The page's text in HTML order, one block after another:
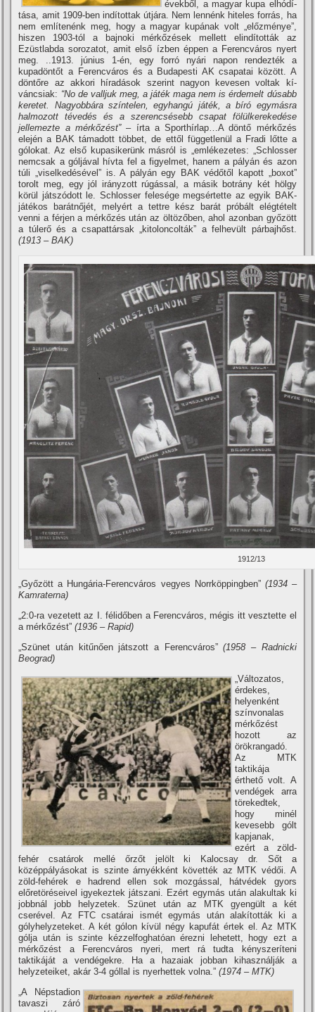
évekből, a magyar kupa elhódí­
tása, amit 1909-ben indí­tottak útjára. Nem lennénk hiteles forrás, ha
nem emlí­tenénk meg, hogy a magyar kupának volt „előzménye”,
hiszen 1903-tól a bajnoki mérkőzések mellett elindí­tották az
Ezüstlabda sorozatot, amit első í­zben éppen a Ferencváros nyert
meg. ..1913. június 1-én, egy forró nyári napon rendezték a
kupadöntőt a Ferencváros és a Budapesti AK csapatai között. A
döntőre az akkori hí­radások szerint nagyon kevesen voltak kí­
váncsiak: “No de valljuk meg, a játék maga nem is érdemelt dúsabb
keretet. Nagyobbára szí­ntelen, egyhangú játék, a bí­ró egymásra
halmozott tévedés és a szerencsésebb csapat fölülkerekedése
jellemezte a mérkőzést”– í­rta a Sporthí­rlap…A döntő mérkőzés
elején a BAK támadott többet, de ettől függetlenül a Fradi lőtte a
gólokat. Az első kupasikerünk másról is „emlékezetes: „Schlosser
nemcsak a góljával hí­vta fel a figyelmet, hanem a pályán és azon
túli „viselkedésével” is. A pályán egy BAK védőtől kapott „boxot”
torolt meg, egy jól irányzott rúgással, a másik botrány két hölgy
körül játszódott le. Schlosser felesége megsértette az egyik BAK-
játékos barátnőjét, melyért a tettre kész barát próbált elégtételt
venni a férjen a mérkőzés után az öltözőben, ahol azonban győzött
a túlerő és a csapattársak „kitoloncolták” a felhevült párbajhőst.
(1913 – BAK)
1912/13
„Győzött a Hungária-Ferencváros vegyes Norrköppingben” (1934 –
Kamraterna)
„2:0-ra vezetett az I. félidőben a Ferencváros, mégis itt vesztette el
a mérkőzést”(1936 – Rapid)
„Szünet után kitűnően játszott a Ferencváros”(1958 – Radnicki
Beograd)
„Változatos,
érdekes,
helyenként
szí­nvonalas
mérkőzést
hozott az
örökrangadó.
Az MTK
taktikája
érthető volt. A
vendégek arra
törekedtek,
hogy minél
kevesebb gólt
kapjanak,
ezért a zöld-
fehér csatárok mellé őrzőt jelölt ki Kalocsay dr. Sőt a
középpályásokat is szinte árnyékként követték az MTK védői. A
zöld-fehérek e hadrend ellen sok mozgással, hátvédek gyors
előretöréseivel igyekeztek játszani. Ezért egymás után alakultak ki
jobbnál jobb helyzetek. Szünet után az MTK gyengült a két
cserével. Az FTC csatárai ismét egymás után alakí­tották ki a
gólyhelyzeteket. A két gólon kí­vül négy kapufát értek el. Az MTK
gólja után is szinte kézzelfoghatóan érezni lehetett, hogy ezt a
mérkőzést a Ferencváros nyeri, mert rá tudta kényszerí­teni
taktikáját a vendégekre. Ha a hazaiak jobban kihasználják a
helyzeteiket, akár 3-4 góllal is nyerhettek volna.”(1974 – MTK)
„A Népstadion
tavaszi záró